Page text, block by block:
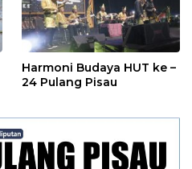
Harmoni Budaya HUT ke –
24 Pulang Pisau